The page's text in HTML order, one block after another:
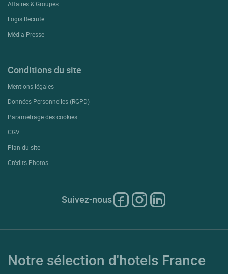
Affaires & Groupes
Logis Recrute
Média-Presse
Conditions du site
Mentions légales
Données Personnelles (RGPD)
Paramétrage des cookies
CGV
Plan du site
Crédits Photos
Suivez-nous
Notre sélection d'hotels France